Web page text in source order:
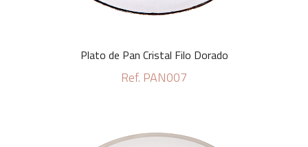
Plato de Pan Cristal Filo Dorado
Ref. PAN007